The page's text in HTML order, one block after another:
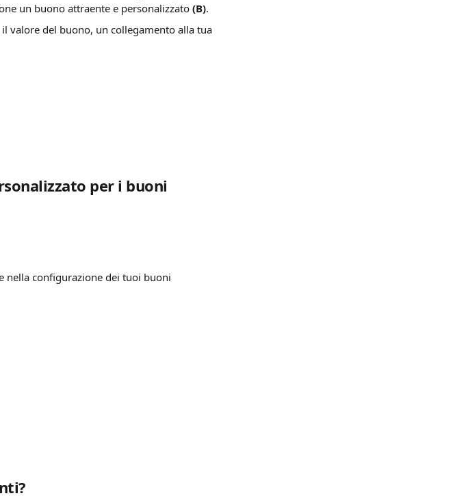
un buono attraente e personalizzato (B).
valore del buono, un collegamento alla tua
per i buoni
nella configurazione dei tuoi buoni